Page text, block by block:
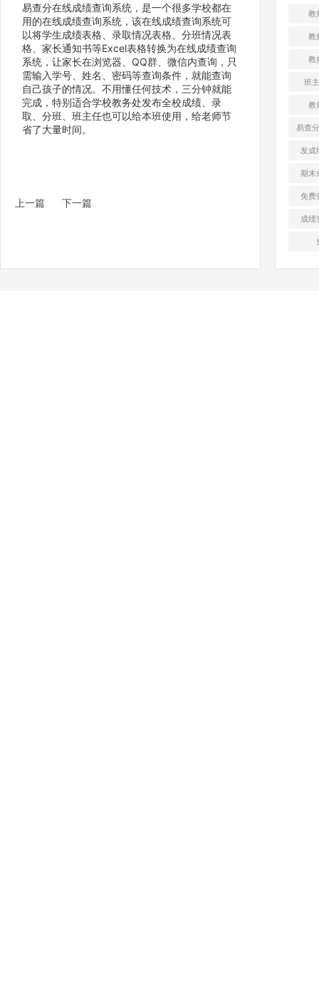
易查分在线成绩查询系统，是一个很多学校都在
用的在线成绩查询系统，该在线成绩查询系统可
以将学生成绩表格、录取情况表格、分班情况表
格、家长通知书等Excel表格转换为在线成绩查询
系统，让家长在浏览器、QQ群、微信内查询，只
需输入学号、姓名、密码等查询条件，就能查询
自己孩子的情况。不用懂任何技术，三分钟就能
完成，特别适合学校教务处发布全校成绩、录
取、分班、班主任也可以给本班使用，给老师节
省了大量时间。
上一篇 下一篇
教
教
教
班
教
易查
发成
期末
免费
成绩